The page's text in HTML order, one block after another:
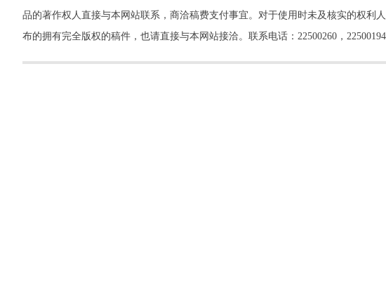
品的著作权人直接与本网站联系，商洽稿费支付事宜。对于使用时未及核实的权利
布的拥有完全版权的稿件，也请直接与本网站接洽。联系电话：22500260，22500194